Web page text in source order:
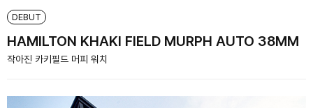
DEBUT
HAMILTON KHAKI FIELD MURPH AUTO 38MM
작아진 카키필드 머피 워치